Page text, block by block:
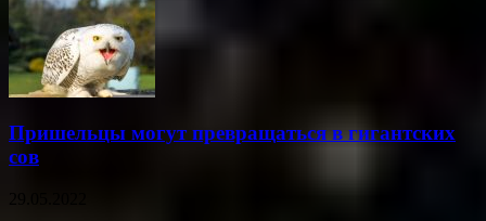
Пришельцы могут превращаться в гигантских
сов